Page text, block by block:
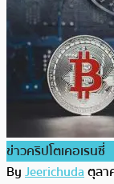
ข่าวคริปโตเคอเรนซี่
ByJeerichudaตุลา